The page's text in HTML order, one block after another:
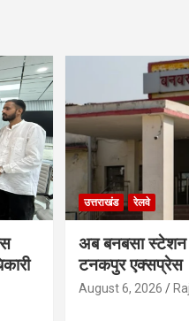
उत्तराखंड रेलवे
अब बनबसा स्टेशन
टनकपुर एक्सप्रेस
August 6, 2026